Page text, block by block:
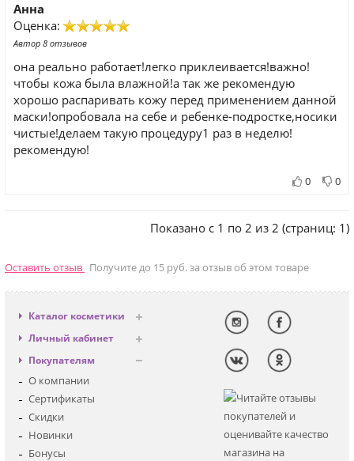
Анна
Оценка:
Автор 8 отзывов
она реально работает!легко приклеивается!важно!
чтобы кожа была влажной!а так же рекомендую
хорошо распаривать кожу перед применением данной
маски!опробовала на себе и ребенке-подростке,носики
чистые!делаем такую процедуру1 раз в неделю!
рекомендую!
0 0
Показано с 1 по 2 из 2 (страниц: 1)
Оставить отзыв Получите до 15 руб. за отзыв об этом товаре
Каталог косметики
Антивозрастная
Декоративная
Для глаз
Для тела
Личный кабинет
Вход
Регистрация
Покупателям
О компании
Сертификаты
Скидки
Новинки
Бонусы